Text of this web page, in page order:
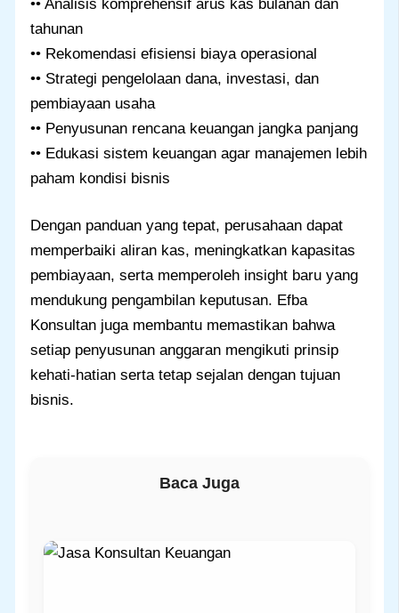
•• Analisis komprehensif arus kas bulanan dan
tahunan
•• Rekomendasi efisiensi biaya operasional
•• Strategi pengelolaan dana, investasi, dan
pembiayaan usaha
•• Penyusunan rencana keuangan jangka panjang
•• Edukasi sistem keuangan agar manajemen lebih
paham kondisi bisnis
Dengan panduan yang tepat, perusahaan dapat
memperbaiki aliran kas, meningkatkan kapasitas
pembiayaan, serta memperoleh insight baru yang
mendukung pengambilan keputusan. Efba
Konsultan juga membantu memastikan bahwa
setiap penyusunan anggaran mengikuti prinsip
kehati-hatian serta tetap sejalan dengan tujuan
bisnis.
Baca Juga